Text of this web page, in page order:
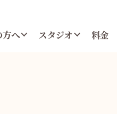
方へ スタジオ 料金